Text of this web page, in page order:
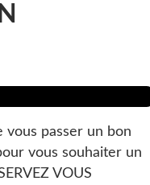
passer un bon
vous souhaiter un
VOUS